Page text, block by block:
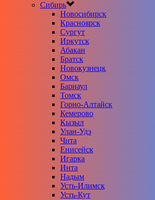
Сибирь
Новосибирск
Красноярск
Сургут
Иркутск
Абакан
Братск
Новокузнецк
Омск
Барнаул
Томск
Горно-Алтайск
Кемерово
Кызыл
Улан-Удэ
Чита
Енисейск
Игарка
Инта
Надым
Усть-Илимск
Усть-Кут